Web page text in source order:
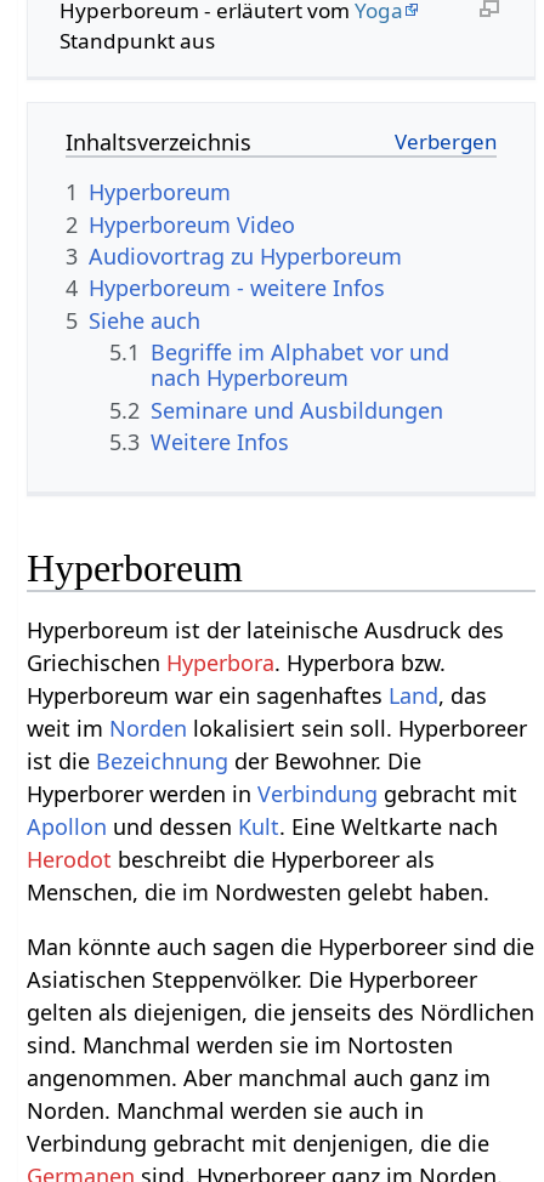
Hyperboreum - erläutert vom Yoga
Standpunkt aus
Inhaltsverzeichnis
1 Hyperboreum
2 Hyperboreum Video
3 Audiovortrag zu Hyperboreum
4 Hyperboreum - weitere Infos
5 Siehe auch
5.1 Begriffe im Alphabet vor und
nach Hyperboreum
5.2 Seminare und Ausbildungen
5.3 Weitere Infos
Hyperboreum
Hyperboreum ist der lateinische Ausdruck des
Griechischen Hyperbora. Hyperbora bzw.
Hyperboreum war ein sagenhaftes Land, das
weit im Norden lokalisiert sein soll. Hyperboreer
ist die Bezeichnung der Bewohner. Die
Hyperborer werden inVerbindung gebracht mit
Apollon und dessen Kult. Eine Weltkarte nach
Herodot beschreibt die Hyperboreer als
Menschen, die im Nordwesten gelebt haben.
Man könnte auch sagen die Hyperboreer sind die
Asiatischen Steppenvölker. Die Hyperboreer
gelten als diejenigen, die jenseits des Nördlichen
sind. Manchmal werden sie im Nortosten
angenommen. Aber manchmal auch ganz im
Norden. Manchmal werden sie auch in
Verbindung gebracht mit denjenigen, die die
Germanen sind. Hyperboreer ganz im Norden.